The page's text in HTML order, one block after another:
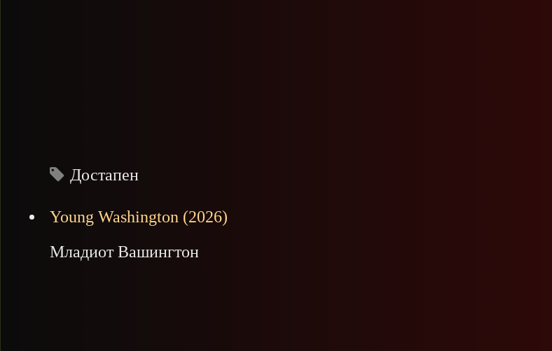
Достапен
Young Washington (2026)
Младиот Вашингтон